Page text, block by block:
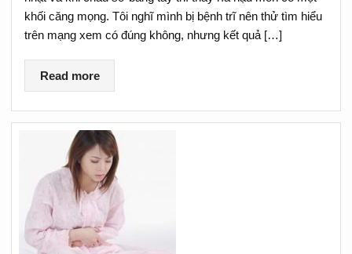
khối căng mọng. Tôi nghĩ mình bị bệnh trĩ nên thử tìm hiểu
trên mạng xem có đúng không, nhưng kết quả […]
Read more